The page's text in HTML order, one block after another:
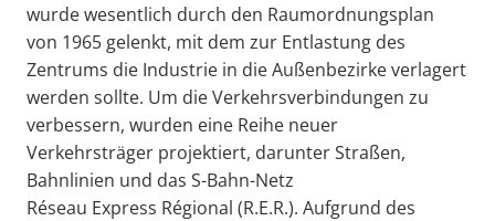
wurde wesentlich durch den Raumordnungsplan
von 1965 gelenkt, mit dem zur Entlastung des
Zentrums die Industrie in die Außenbezirke verlagert
werden sollte. Um die Verkehrsverbindungen zu
verbessern, wurden eine Reihe neuer
Verkehrsträger projektiert, darunter Straßen,
Bahnlinien und das S-Bahn-Netz
Réseau Express Régional (R.E.R.). Aufgrund des